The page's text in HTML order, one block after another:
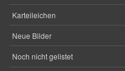
Karteileichen
Neue Bilder
Noch nicht gelistet